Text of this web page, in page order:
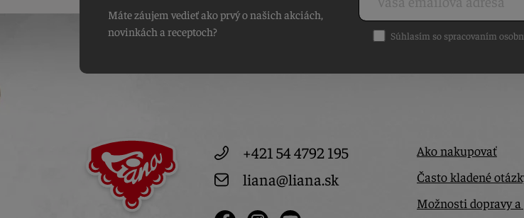
Máte záujem vedieť ako prvý o našich akciách,
novinkách a receptoch?
Súhlasím so spracovaním
+421 54 4792 195
liana@liana.sk
Ako nakupovať
Často kladené
Možnosti dopravy